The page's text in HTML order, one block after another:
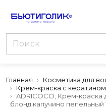
Главная Косметика для
Крем-краска с кератином
ADRICOCO, Крем-краска
блонд капучино пепельный